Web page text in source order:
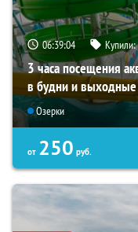
06:39:03 Купили:
3 часа посещения
в будни и выходные
Озерки
от 250 руб.